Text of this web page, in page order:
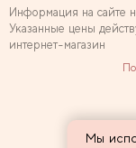
Информация на сайте
Указанные цены
интернет-магазин
Мы